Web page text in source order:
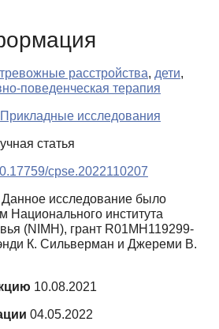
тревожные расстройства, дети,
поведенческая терапия
Прикладные исследования
статья
cpse.2022110207
Данное исследование было
Национального института
(NIMH), грант R01MH119299-
К. Сильверман и Джереми В.
10.08.2021
04.05.2022